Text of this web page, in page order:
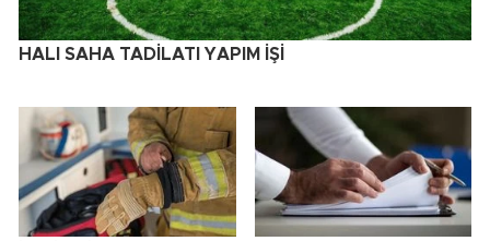
HALI SAHA TADİLATI YAPIM İŞİ